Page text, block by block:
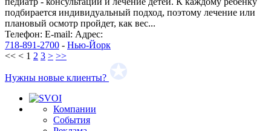
подбирается индивидуальный подход, поэтому лечение или
плановый осмотр пройдет, как вес...
Телефон: E-mail: Адрес:
718-891-2700 - Нью-Йорк
<< < 1 2 3 > >>
Нужны новые клиенты?
Компании
События